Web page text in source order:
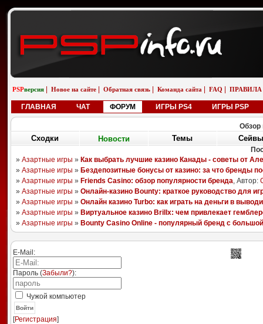
PSPверсия Новое на сайте Обратная связь Команда сайта FAQ ПРАВИЛА
ГЛАВНАЯ ЧАТ ФОРУМ ИГРЫ PS4 ИГРЫ PSP
Обзор
Сходки Новости Темы Сейвы
08.08.25
Sony Aero Theme
randomizer562
06.11.18
Pixels
boyarchuk
26.04.13
LittleBigPlanet
YAGAMI55
05.01.13
Ika Musume
ULTIMATOR
E-Mail:
Пароль (Забыли?):
Чужой компьютер
Войти
[Регистрация]